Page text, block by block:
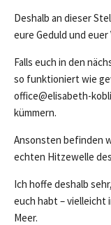
Deshalb an dieser
eure Geduld und
Falls euch in den
so funktioniert wie
office@elisabeth-
kümmern.
Ansonsten befinden
echten Hitzewelle
Ich hoffe deshalb
euch habt – vielleicht
Meer.